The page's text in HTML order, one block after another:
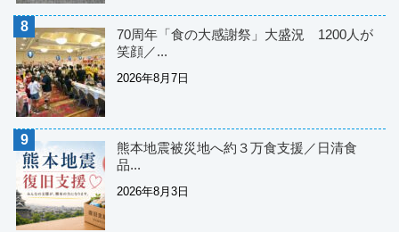
70周年「食の大感謝祭」大盛況 1200人が
笑顔／...
2026年8月7日
熊本地震被災地へ約３万食支援／日清食
品...
2026年8月3日